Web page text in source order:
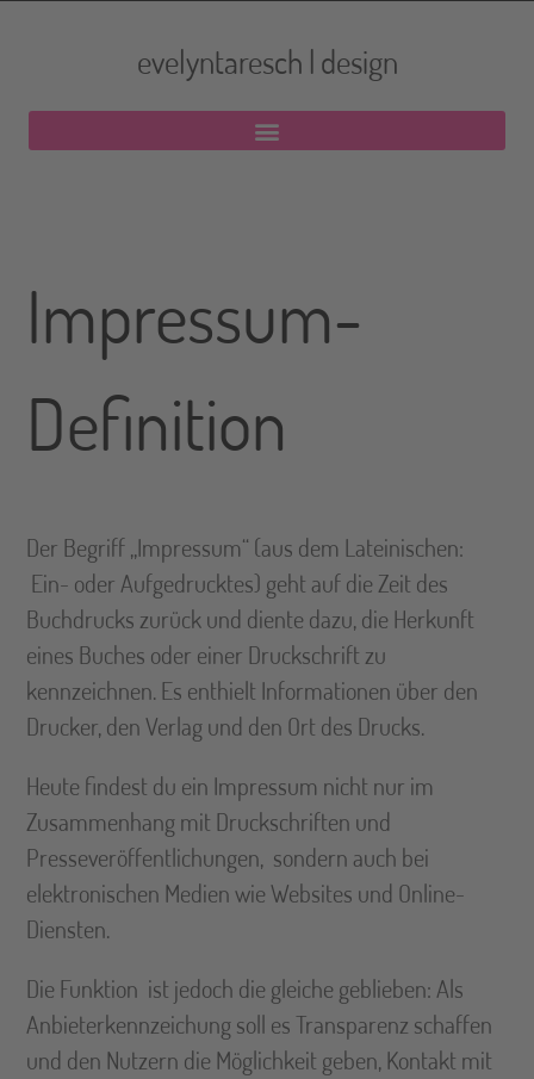
evelyntaresch | design
Impressum-
Definition
Der Begriff „Impressum“ (aus dem Lateinischen:
Ein- oder Aufgedrucktes) geht auf die Zeit des
Buchdrucks zurück und diente dazu, die Herkunft
eines Buches oder einer Druckschrift zu
kennzeichnen. Es enthielt Informationen über den
Drucker, den Verlag und den Ort des Drucks.
Heute findest du ein Impressum nicht nur im
Zusammenhang mit Druckschriften und
Presseveröffentlichungen, sondern auch bei
elektronischen Medien wie Websites und Online-
Diensten.
Die Funktion ist jedoch die gleiche geblieben: Als
Anbieterkennzeichung soll es Transparenz schaffen
und den Nutzern die Möglichkeit geben, Kontakt mit